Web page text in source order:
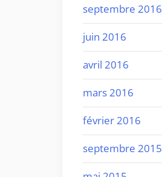
septembre 2016
juin 2016
avril 2016
mars 2016
février 2016
septembre 2015